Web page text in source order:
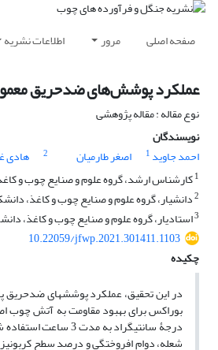
صفحه اصلی مرور اطلاعات نشریه
عملکرد پوشش‌های ضدحریق
نوع مقاله : مقاله پژوهشی
نویسندگان
احمد جاوید 1 اصغر طارمیان 2 هادی
1کارشناس ارشد، گروه علوم و صنایع چوب و
2دانشیار، گروه علوم و صنایع چوب و کاغذ،
3استادیار، گروه علوم و صنایع چوب و کاغذ،
10.22059/jfwp.2021.301411.1103
چکیده
در این تحقیق، عملکرد پوشش­های